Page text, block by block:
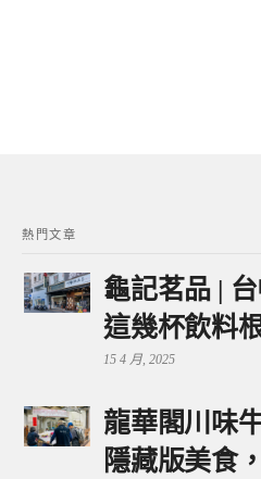
熱門文章
龜記茗品 |
這幾杯飲料
15 4 月, 2025
龍華閣川味
隱藏版美食